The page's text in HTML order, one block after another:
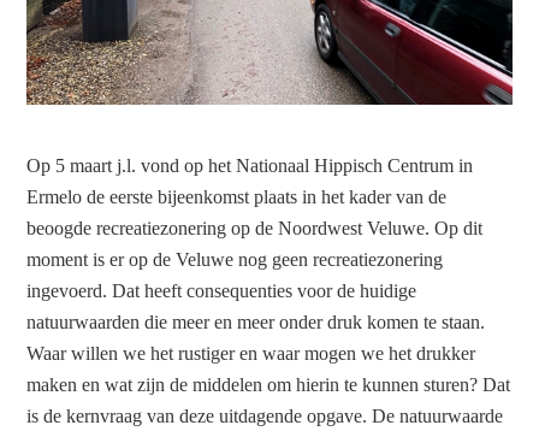
Op 5 maart j.l. vond op het Nationaal Hippisch Centrum in
Ermelo de eerste bijeenkomst plaats in het kader van de
beoogde recreatiezonering op de Noordwest Veluwe. Op dit
moment is er op de Veluwe nog geen recreatiezonering
ingevoerd. Dat heeft consequenties voor de huidige
natuurwaarden die meer en meer onder druk komen te staan.
Waar willen we het rustiger en waar mogen we het drukker
maken en wat zijn de middelen om hierin te kunnen sturen? Dat
is de kernvraag van deze uitdagende opgave. De natuurwaarde